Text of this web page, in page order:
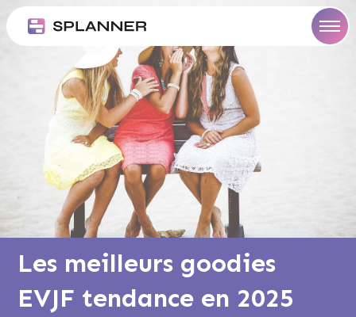
Aller
au
contenu
Les meilleurs goodies
EVJF tendance en 2025